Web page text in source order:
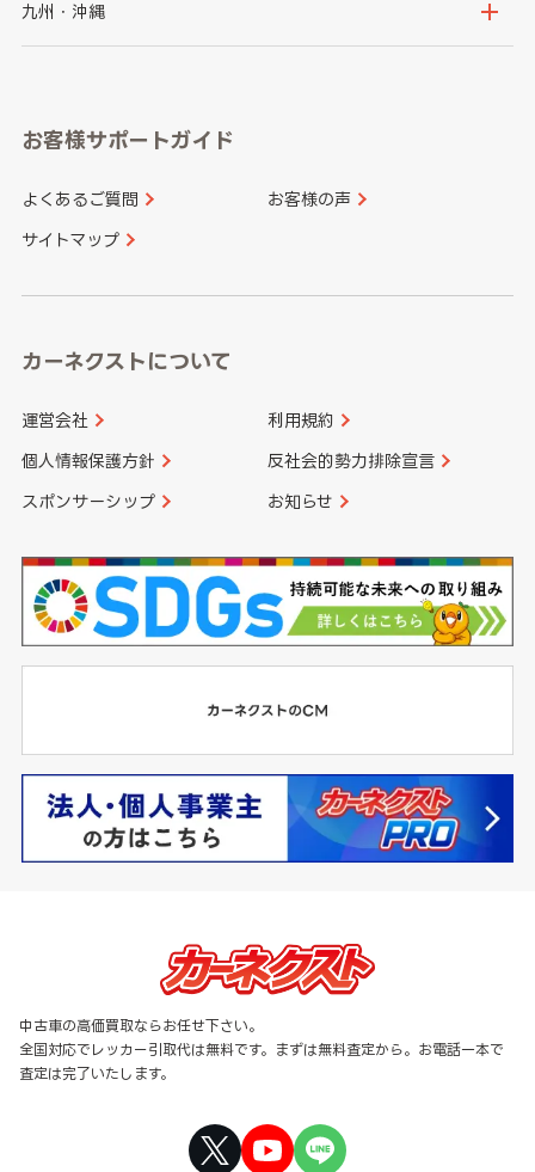
愛知県
京都府
和歌山県
鳥取県
山口県
香川県 愛媛県
九州・沖縄
長崎県
大分県 宮崎県
お客様サポートガイド
よくあるご質問 お客様の声
サイトマップ
カーネクストについて
運営会社 利用規約
個人情報保護方針 反社会的勢力排除宣言
スポンサーシップ お知らせ
中古車の高価買取ならお任せ下さい。
全国対応でレッカー引取代は無料です。まずは無料査定から。お電話一本で
査定は完了いたします。